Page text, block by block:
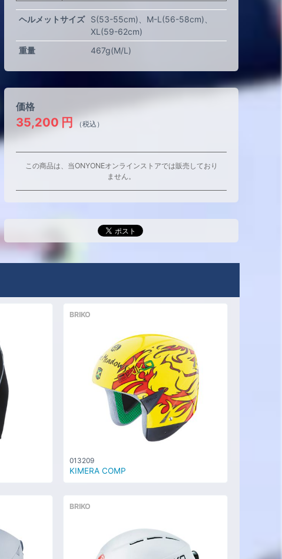
ヘルメットサイズ S(53-55cm)
M-L(56-58cm)
XL(59-62cm)
重量
467g(M/L)
価格
35,200 円 （税込）
この商品は、当ONYONEオンラインストアでは販売しており
ません。
BRIKO
013209
KIMERA COMP
BRIKO